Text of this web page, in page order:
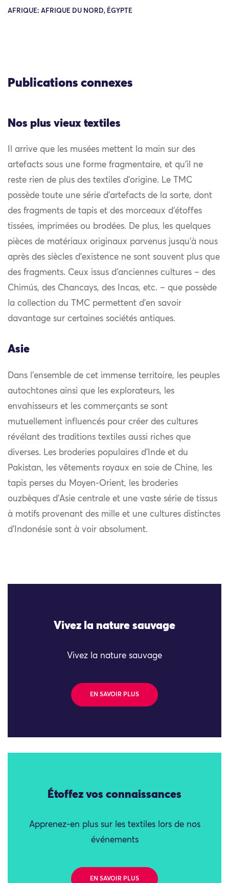
AFRIQUE: AFRIQUE DU NORD, ÉGYPTE
Publications connexes
Nos plus vieux textiles
Il arrive que les musées mettent la main sur des
artefacts sous une forme fragmentaire, et qu’il ne
reste rien de plus des textiles d’origine. Le TMC
possède toute une série d’artefacts de la sorte, dont
des fragments de tapis et des morceaux d’étoffes
tissées, imprimées ou brodées. De plus, les quelques
pièces de matériaux originaux parvenus jusqu’à nous
après des siècles d’existence ne sont souvent plus que
des fragments. Ceux issus d’anciennes cultures – des
Chimús, des Chancays, des Incas, etc. – que possède
la collection du TMC permettent d’en savoir
davantage sur certaines sociétés antiques.
Asie
Dans l’ensemble de cet immense territoire, les peuples
autochtones ainsi que les explorateurs, les
envahisseurs et les commerçants se sont
mutuellement influencés pour créer des cultures
révélant des traditions textiles aussi riches que
diverses. Les broderies populaires d’Inde et du
Pakistan, les vêtements royaux en soie de Chine, les
tapis perses du Moyen-Orient, les broderies
ouzbèques d’Asie centrale et une vaste série de tissus
à motifs provenant des mille et une cultures distinctes
d’Indonésie sont à voir absolument.
Vivez la nature sauvage
Vivez la nature sauvage
EN SAVOIR PLUS
Étoffez vos connaissances
Apprenez-en plus sur les textiles lors de nos
événements
EN SAVOIR PLUS